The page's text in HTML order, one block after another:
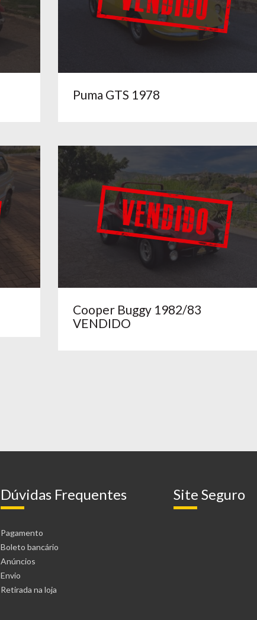
Puma GTS 1978
Cooper Buggy 1982/83
VENDIDO
Dúvidas Frequentes
Pagamento
Boleto bancário
Anúncios
Envio
Retirada na loja
Site Seguro